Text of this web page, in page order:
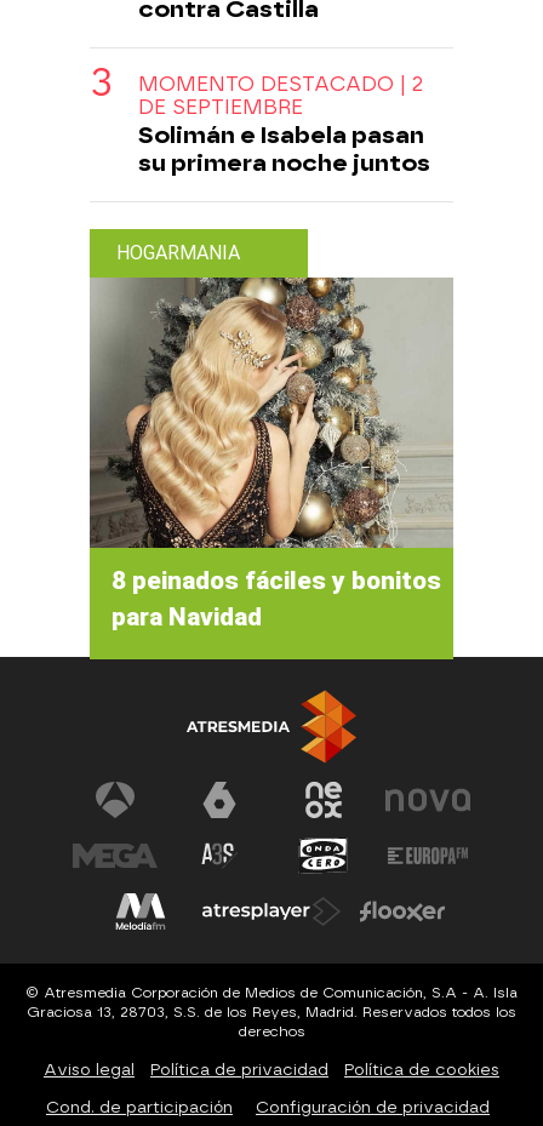
contra Castilla
MOMENTO DESTACADO | 2
DE SEPTIEMBRE
Solimán e Isabela pasan
su primera noche juntos
HOGARMANIA
8 peinados fáciles y bonitos
para Navidad
© Atresmedia Corporación de Medios de Comunicación, S.A - A. Isla
Graciosa 13, 28703, S.S. de los Reyes, Madrid. Reservados todos los
derechos
Aviso legal Política de privacidad Política de cookies
Cond. de participación Configuración de privacidad